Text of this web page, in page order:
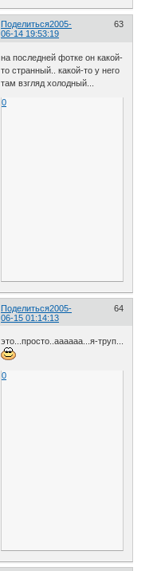
Поделиться 63
2005-
06-14 19:53:19
на последней фотке он какой-
то странный.. какой-то у него
там взгляд холодный...
0
Поделиться 64
2005-
06-15 01:14:13
это...просто..аааааа...я-труп...
0